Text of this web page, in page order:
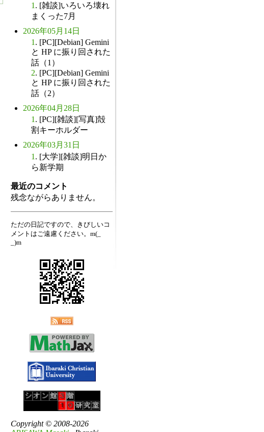
1 . [雑談]いろいろ壊れ
まくった7月
2026年05月14日
1 . [PC][Debian] Gemini
と HP に振り回された
話（1）
2. [PC][Debian] Gemini
と HP に振り回された
話（2）
2026年04月28日
1 . [PC][雑談][写真]殻
割キーホルダー
2026年03月31日
1 . [大学][雑談]明日か
ら新学期
最近のコメント
残念ながらありません。
ただの日記ですので、きびしいコ
メントはご遠慮ください。m(_
_)m
Copyright © 2008-2026